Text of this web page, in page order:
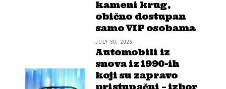
kameni krug,
obično dostupan
samo VIP osobama
JULY 30, 2026
Automobili iz
snova iz 1990-ih
koji su zapravo